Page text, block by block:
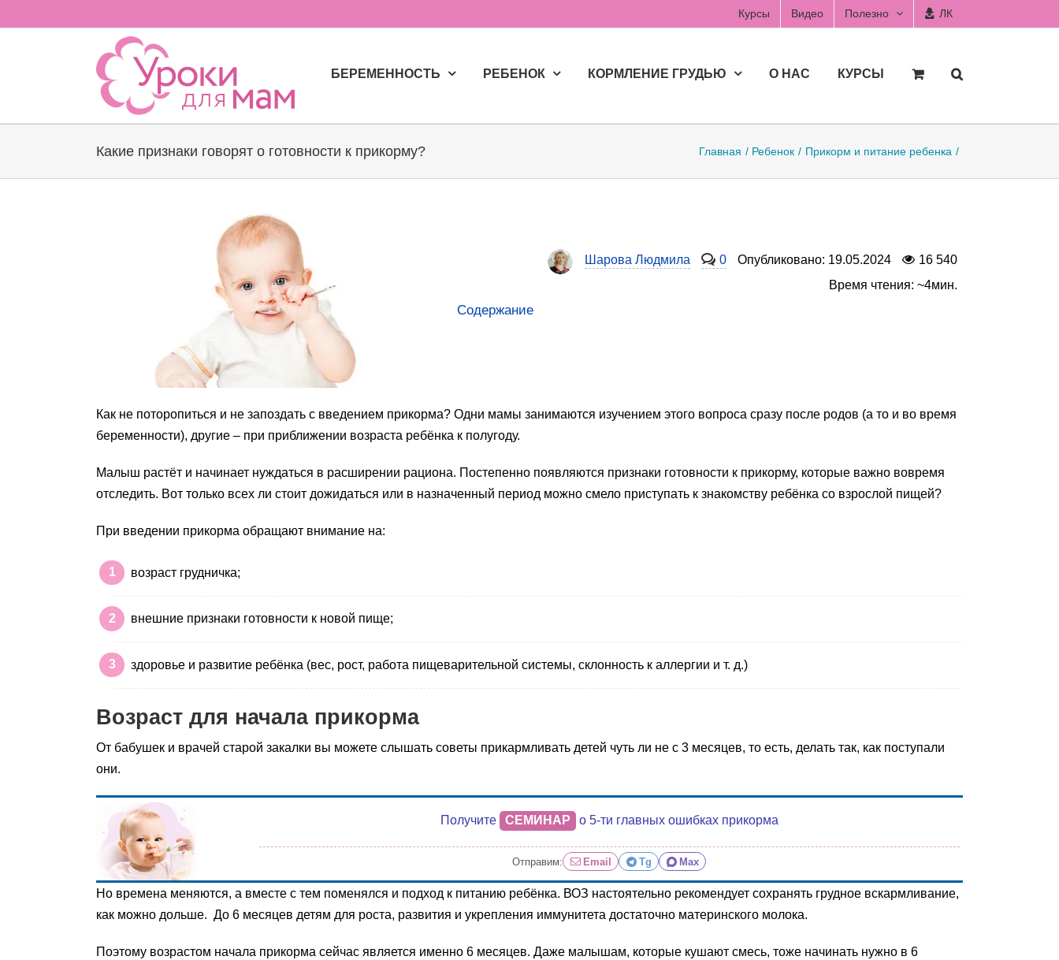
to
Курсы Видео Полезно ЛК
БЕРЕМЕННОСТЬ РЕБЕНОК КОРМЛЕНИЕ ГРУДЬЮ О НАС КУРСЫ
Какие признаки говорят о готовности к прикорму? Главная Ребенок Прикорм и питание ребенка
Шарова Людмила 0 Опубликовано: 19.05.2024
16 540
Время чтения: ~4мин.
Содержание
Как не поторопиться и не запоздать с введением прикорма? Одни мамы занимаются изучением этого вопроса сразу после родов (а то и во время
беременности), другие – при приближении возраста ребёнка к полугоду.
Малыш растёт и начинает нуждаться в расширении рациона. Постепенно появляются признаки готовности к прикорму, которые важно вовремя
отследить. Вот только всех ли стоит дожидаться или в назначенный период можно смело приступать к знакомству ребёнка со взрослой пищей?
При введении прикорма обращают внимание на:
возраст грудничка;
внешние признаки готовности к новой пище;
здоровье и развитие ребёнка (вес, рост, работа пищеварительной системы, склонность к аллергии и т. д.)
Возраст для начала прикорма
От бабушек и врачей старой закалки вы можете слышать советы прикармливать детей чуть ли не с 3 месяцев, то есть, делать так, как поступали
они.
Получите СЕМИНАР о 5-ти главных ошибках прикорма
Отправим: Email Tg Max
Но времена меняются, а вместе с тем поменялся и подход к питанию ребёнка. ВОЗ настоятельно рекомендует сохранять грудное вскармливание,
как можно дольше. До 6 месяцев детям для роста, развития и укрепления иммунитета достаточно материнского молока.
Поэтому возрастом начала прикорма сейчас является именно 6 месяцев. Даже малышам, которые кушают смесь, тоже начинать нужно в 6